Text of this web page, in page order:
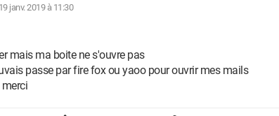
19 janv. 2019 à 11:30
mais ma boite ne s'ouvre pas
passe par fire fox ou yaoo pour ouvrir mes mails